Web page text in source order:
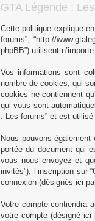
GTA Légende :
Cette politique explique
forums”, “http://
phpBB”) utilisent
Vos informations sont
nombre de cookies, qui
cookies ne contiennent
qui vous sont
: Les forums” et est
Nous pouvons
portée du document qui
vous nous envoyez et
invités”), l’inscription sur
connexion (désignés ici
Votre compte contiendra
votre compte (désigné ici